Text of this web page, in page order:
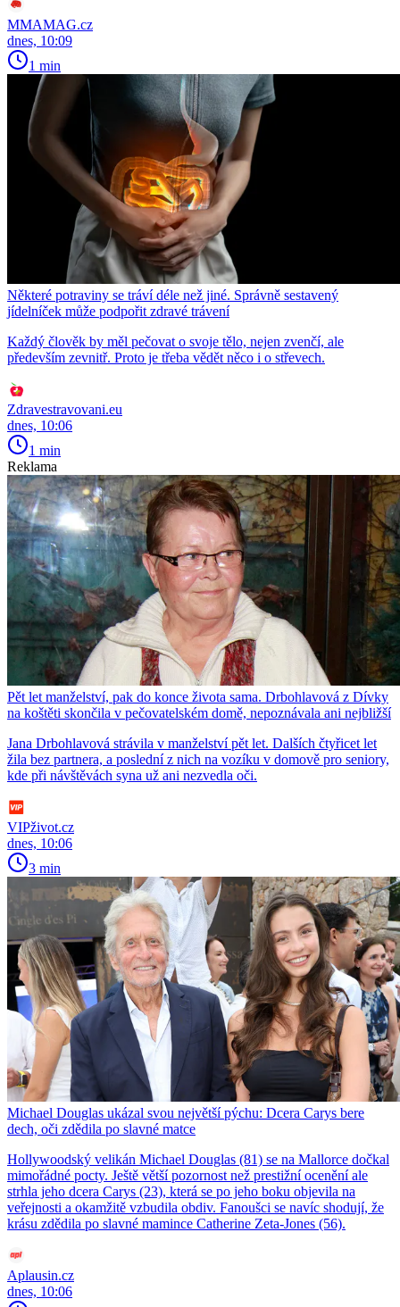
MMAMAG.cz
dnes, 10:09
1 min
Některé potraviny se tráví déle než jiné. Správně sestavený
jídelníček může podpořit zdravé trávení
Každý člověk by měl pečovat o svoje tělo, nejen zvenčí, ale
především zevnitř. Proto je třeba vědět něco i o střevech.
Zdravestravovani.eu
dnes, 10:06
1 min
Reklama
Pět let manželství, pak do konce života sama. Drbohlavová z Dívky
na koštěti skončila v pečovatelském domě, nepoznávala ani nejbližší
Jana Drbohlavová strávila v manželství pět let. Dalších čtyřicet let
žila bez partnera, a poslední z nich na vozíku v domově pro seniory,
kde při návštěvách syna už ani nezvedla oči.
VIPživot.cz
dnes, 10:06
3 min
Michael Douglas ukázal svou největší pýchu: Dcera Carys bere
dech, oči zdědila po slavné matce
Hollywoodský velikán Michael Douglas (81) se na Mallorce dočkal
mimořádné pocty. Ještě větší pozornost než prestižní ocenění ale
strhla jeho dcera Carys (23), která se po jeho boku objevila na
veřejnosti a okamžitě vzbudila obdiv. Fanoušci se navíc shodují, že
krásu zdědila po slavné mamince Catherine Zeta-Jones (56).
Aplausin.cz
dnes, 10:06